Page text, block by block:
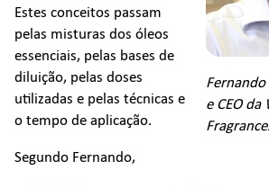
e CEO da
Estes conceitos passam
pelas misturas dos óleos
essenciais, pelas bases de
diluição, pelas doses
utilizadas e pelas técnicas e
o tempo de aplicação.
Segundo Fernando,